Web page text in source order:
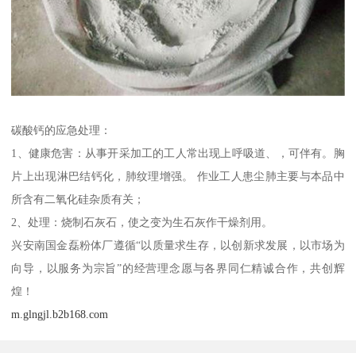
碳酸钙的应急处理：
1、健康危害：从事开采加工的工人常出现上呼吸道、，可伴有。胸
片上出现淋巴结钙化，肺纹理增强。 作业工人患尘肺主要与本品中
所含有二氧化硅杂质有关；
2、处理：烧制石灰石，使之变为生石灰作干燥剂用。
兴安南国金磊粉体厂遵循“以质量求生存，以创新求发展，以市场为
向导，以服务为宗旨”的经营理念愿与各界同仁精诚合作，共创辉
煌！
m.glngjl.b2b168.com